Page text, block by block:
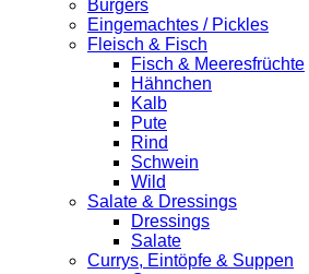
Burgers
Eingemachtes / Pickles
Fleisch & Fisch
Fisch & Meeresfrüchte
Hähnchen
Kalb
Pute
Rind
Schwein
Wild
Salate & Dressings
Dressings
Salate
Currys, Eintöpfe & Suppen